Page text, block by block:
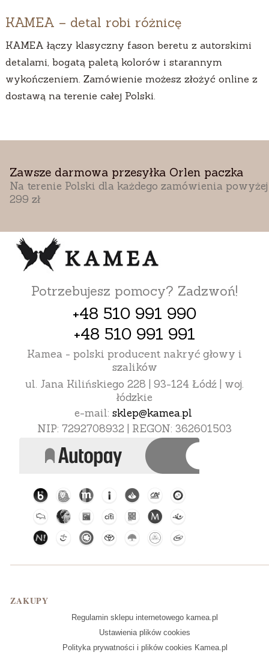
KAMEA – detal robi różnicę
KAMEA łączy klasyczny fason beretu z autorskimi
detalami, bogatą paletą kolorów i starannym
wykończeniem. Zamówienie możesz złożyć online z
dostawą na terenie całej Polski.
Zawsze darmowa przesyłka Orlen paczka
Na terenie Polski dla każdego zamówienia powyżej
299 zł
Potrzebujesz pomocy? Zadzwoń!
+48 510 991 990
+48 510 991 991
Kamea - polski producent nakryć głowy i
szalików
ul. Jana Kilińskiego 228 | 93-124 Łódź | woj.
łódzkie
e-mail: sklep@kamea.pl
NIP: 7292708932 | REGON: 362601503
Linki w stopce
ZAKUPY
Regulamin sklepu internetowego kamea.pl
Ustawienia plików cookies
Polityka prywatności i plików cookies Kamea.pl